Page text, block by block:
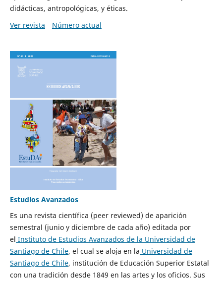
didácticas, antropológicas, y éticas.
Ver revista
Número actual
Estudios Avanzados
Es una revista científica (peer reviewed) de aparición
semestral (junio y diciembre de cada año) editada por
el Instituto de Estudios Avanzados de la Universidad de
Santiago de Chile, el cual se aloja en la Universidad de
Santiago de Chile, institución de Educación Superior Estatal
con una tradición desde 1849 en las artes y los oficios. Sus